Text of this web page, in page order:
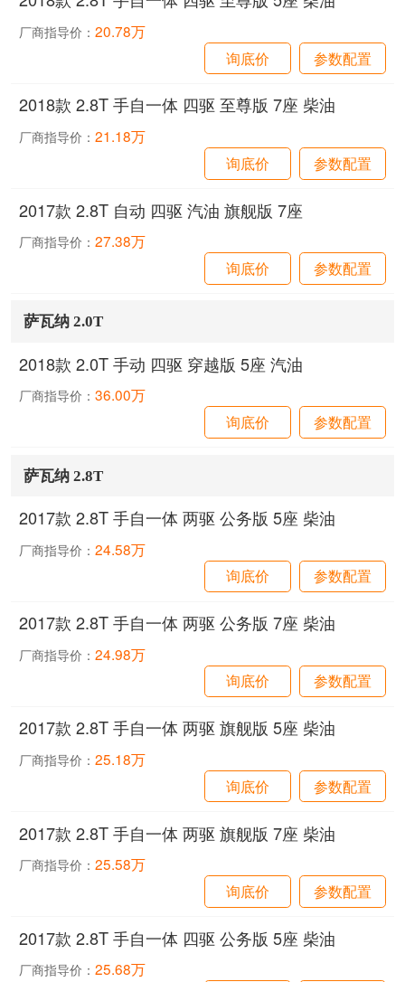
厂商指导价：20.78万
询底价
参数配置
2018款 2.8T 手自一体 四驱 至尊版 7座 柴油
厂商指导价：21.18万
询底价
参数配置
2017款 2.8T 自动 四驱 汽油 旗舰版 7座
厂商指导价：27.38万
询底价
参数配置
萨瓦纳 2.0T
2018款 2.0T 手动 四驱 穿越版 5座 汽油
厂商指导价：36.00万
询底价
参数配置
萨瓦纳 2.8T
2017款 2.8T 手自一体 两驱 公务版 5座 柴油
厂商指导价：24.58万
询底价
参数配置
2017款 2.8T 手自一体 两驱 公务版 7座 柴油
厂商指导价：24.98万
询底价
参数配置
2017款 2.8T 手自一体 两驱 旗舰版 5座 柴油
厂商指导价：25.18万
询底价
参数配置
2017款 2.8T 手自一体 两驱 旗舰版 7座 柴油
厂商指导价：25.58万
询底价
参数配置
2017款 2.8T 手自一体 四驱 公务版 5座 柴油
厂商指导价：25.68万